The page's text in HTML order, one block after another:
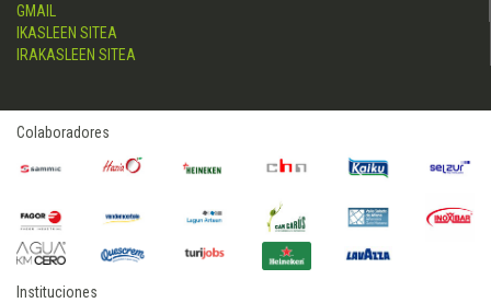
GMAIL
IKASLEEN SITEA
IRAKASLEEN SITEA
Colaboradores
Instituciones